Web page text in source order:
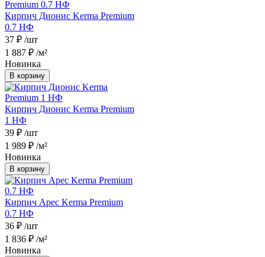
Кирпич Дионис Kerma Premium
0.7 НФ
37 ₽ /шт
1 887 ₽ /м²
Новинка
В корзину
Кирпич Дионис Kerma Premium
1 НФ
39 ₽ /шт
1 989 ₽ /м²
Новинка
В корзину
Кирпич Арес Kerma Premium
0.7 НФ
36 ₽ /шт
1 836 ₽ /м²
Новинка